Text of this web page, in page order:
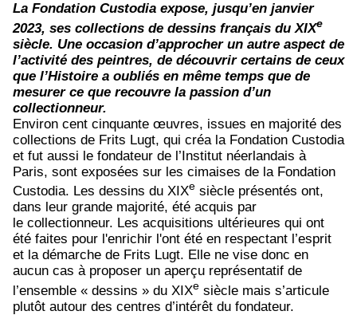
La Fondation Custodia expose, jusqu’en janvier
2023, ses collections de dessins français du XIXe
siècle. Une occasion d’approcher un autre aspect de
l’activité des peintres, de découvrir certains de ceux
que l’Histoire a oubliés en même temps que de
mesurer ce que recouvre la passion d’un
collectionneur.
Environ cent cinquante œuvres, issues en majorité des
collections de Frits Lugt, qui créa la Fondation Custodia
et fut aussi le fondateur de l’Institut néerlandais à
Paris, sont exposées sur les cimaises de la Fondation
Custodia. Les dessins du XIXe siècle présentés ont,
dans leur grande majorité, été acquis par
le collectionneur. Les acquisitions ultérieures qui ont
été faites pour l'enrichir l'ont été en respectant l’esprit
et la démarche de Frits Lugt. Elle ne vise donc en
aucun cas à proposer un aperçu représentatif de
l’ensemble « dessins » du XIXe siècle mais s’articule
plutôt autour des centres d’intérêt du fondateur.